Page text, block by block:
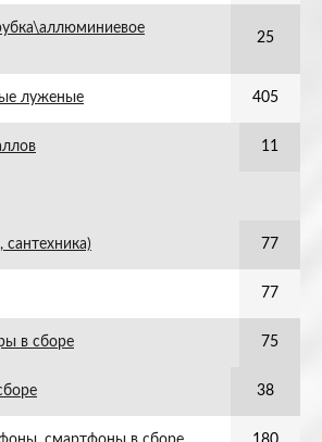
25
луженые 405
11
77
77
в сборе 75
38